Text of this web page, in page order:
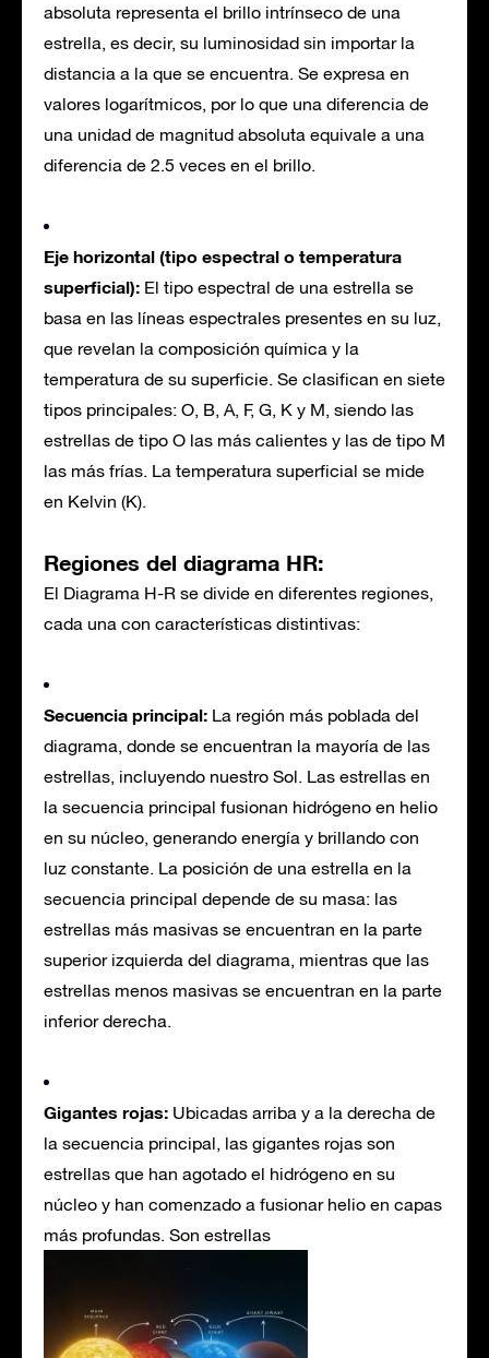
absoluta representa el brillo intrínseco de una
estrella, es decir, su luminosidad sin importar la
distancia a la que se encuentra. Se expresa en
valores logarítmicos, por lo que una diferencia de
una unidad de magnitud absoluta equivale a una
diferencia de 2.5 veces en el brillo.
Eje horizontal (tipo espectral o temperatura
superficial): El tipo espectral de una estrella se
basa en las líneas espectrales presentes en su luz,
que revelan la composición química y la
temperatura de su superficie. Se clasifican en siete
tipos principales: O, B, A, F, G, K y M, siendo las
estrellas de tipo O las más calientes y las de tipo M
las más frías. La temperatura superficial se mide
en Kelvin (K).
Regiones del diagrama HR:
El Diagrama H-R se divide en diferentes regiones,
cada una con características distintivas:
Secuencia principal: La región más poblada del
diagrama, donde se encuentran la mayoría de las
estrellas, incluyendo nuestro Sol. Las estrellas en
la secuencia principal fusionan hidrógeno en helio
en su núcleo, generando energía y brillando con
luz constante. La posición de una estrella en la
secuencia principal depende de su masa: las
estrellas más masivas se encuentran en la parte
superior izquierda del diagrama, mientras que las
estrellas menos masivas se encuentran en la parte
inferior derecha.
Gigantes rojas: Ubicadas arriba y a la derecha de
la secuencia principal, las gigantes rojas son
estrellas que han agotado el hidrógeno en su
núcleo y han comenzado a fusionar helio en capas
más profundas. Son estrellas